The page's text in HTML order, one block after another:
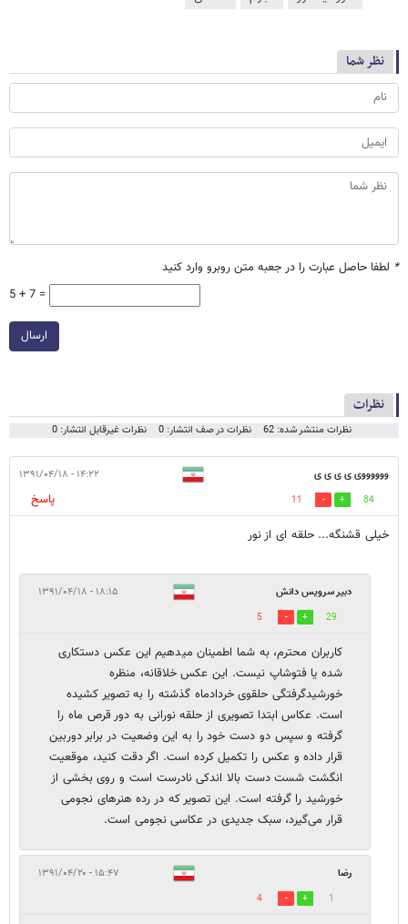
نظر شما
* لطفا حاصل عبارت را در جعبه متن روبرو وارد کنید
5 + 7 =
ارسال
نظرات
نظرات منتشر شده: 62 نظرات در صف انتشار: 0 نظرات غیرقابل انتشار: 0
ووووووی ی ی ی ی ۱۴:۲۲ - ۱۳۹۱/۰۴/۱۸
84
11
پاسخ
خیلی قشنگه... حلقه ای از نور
دبیر سرویس دانش ۱۸:۱۵ - ۱۳۹۱/۰۴/۱۸
29
5
کاربران محترم، به شما اطمینان می‎دهیم این عکس دستکاری
شده یا فتوشاپ نیست. این عکس خلاقانه، منظره
خورشیدگرفتگی حلقوی خردادماه گذشته را به تصویر کشیده
است. عکاس ابتدا تصویری از حلقه نورانی به دور قرص ماه را
گرفته و سپس دو دست خود را به این وضعیت در برابر دوربین
قرار داده و عکس را تکمیل کرده است. اگر دقت کنید، موقعیت
انگشت شست دست بالا اندکی نادرست است و روی بخشی از
خورشید را گرفته است. این تصویر که در رده هنرهای نجومی
قرار می‌گیرد، سبک جدیدی در عکاسی نجومی است.
رضا ۱۵:۴۷ - ۱۳۹۱/۰۴/۲۰
1
4